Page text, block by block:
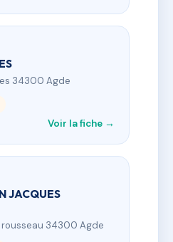
34300 Agde
Voir la fiche →
JACQUES
rousseau 34300 Agde